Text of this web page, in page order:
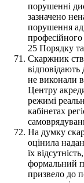
порушенні
зазначено
порушення
професійного
25 Порядку
Скаржник
відповідають
не виконали
Центру
режимі
кабінетах
На думку
оцінила
їх
формальний
призвело до